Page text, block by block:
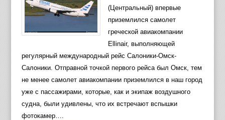
(Центральный) впервые
приземлился самолет
греческой авиакомпании
Ellinair, выполняющей
регулярный международный рейс Салоники-Омск-
Салоники. Отправной точкой первого рейса был Омск, тем
не менее самолет авиакомпании приземлился в наш город
уже с пассажирами, которые, как и экипаж воздушного
судна, были удивлены, что их встречают вспышки
фотокамер….